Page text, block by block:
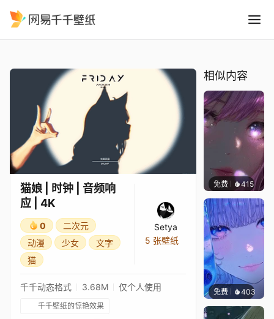
猫娘 | 时钟 | 音频响
应 | 4K
0
二次元
动漫
少女
文字
猫
Setya
5 张壁纸
千千动态格式 3.68M 仅个人使用
千千壁纸的惊艳效果
相似内容
免费 415辰东
免费 403辰东